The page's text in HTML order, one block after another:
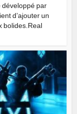
développé par
d’ajouter un
bolides.Real